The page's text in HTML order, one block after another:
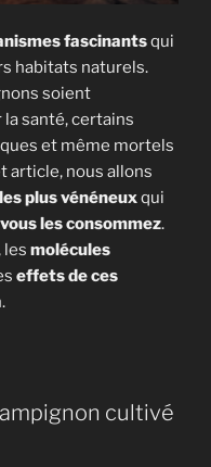
fascinantsqui
habitats naturels.
soient
santé, certains
et même mortels
article, nous allons
plus vénéneuxqui
les consommez.
les molécules
effets de ces
cultivé